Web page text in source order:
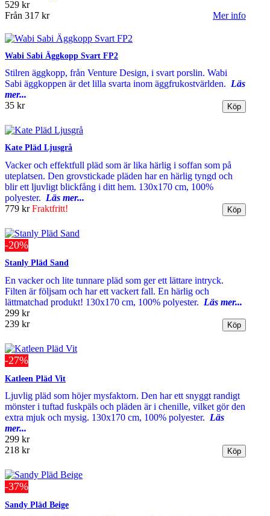
529 kr
Från 317 kr Mer info
Wabi Sabi Äggkopp Svart FP2
Stilren äggkopp, från Venture Design, i svart porslin. Wabi
Sabi äggkoppen är det lilla svarta inom äggfrukostvärlden. Läs
mer...
35 kr
Kate Pläd Ljusgrå
Vacker och effektfull pläd som är lika härlig i soffan som på
uteplatsen. Den grovstickade pläden har en härlig tyngd och
blir ett ljuvligt blickfång i ditt hem. 130x170 cm, 100%
polyester. Läs mer...
779 krFraktfritt!
-20%
Stanly Pläd Sand
En vacker och lite tunnare pläd som ger ett lättare intryck.
Filten är följsam och har ett vackert fall. En härlig och
lättmatchad produkt! 130x170 cm, 100% polyester. Läs mer...
299 kr
239 kr
-27%
Katleen Pläd Vit
Ljuvlig pläd som höjer mysfaktorn. Den har ett snyggt randigt
mönster i tuftad fuskpäls och pläden är i chenille, vilket gör den
extra mjuk och mysig. 130x170 cm, 100% polyester. Läs
mer...
299 kr
218 kr
-37%
Sandy Pläd Beige